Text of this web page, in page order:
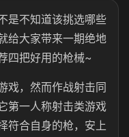
是不知道该挑选哪些
给大家带来一期绝地
四把好用的枪械~
戏，然而作战射击同
第一人称射击类游戏
符合自身的枪，安上